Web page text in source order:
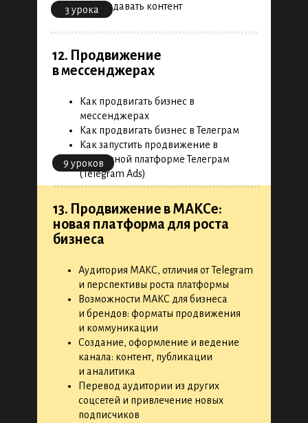
Аудитория МАКС, отличия от Telegram
и перспективы роста платформы
Возможности МАКС для бизнеса
и брендов: форматы продвижения
и коммуникации
Создание, оформление и ведение
канала: контент, публикации
и аналитика
Перевод аудитории из других
соцсетей и привлечение новых
подписчиков
13. Продвижение в МАКСе:
новая платформа для роста
бизнеса
Как продвигать бизнес в
мессенджерах
Как продвигать бизнес в Телеграм
Как запустить продвижение в
рекламной платформе Телеграм
(Telegram Ads)
12. Продвижение
в мессенджерах
9 уроков
Как создавать контент
3 урока